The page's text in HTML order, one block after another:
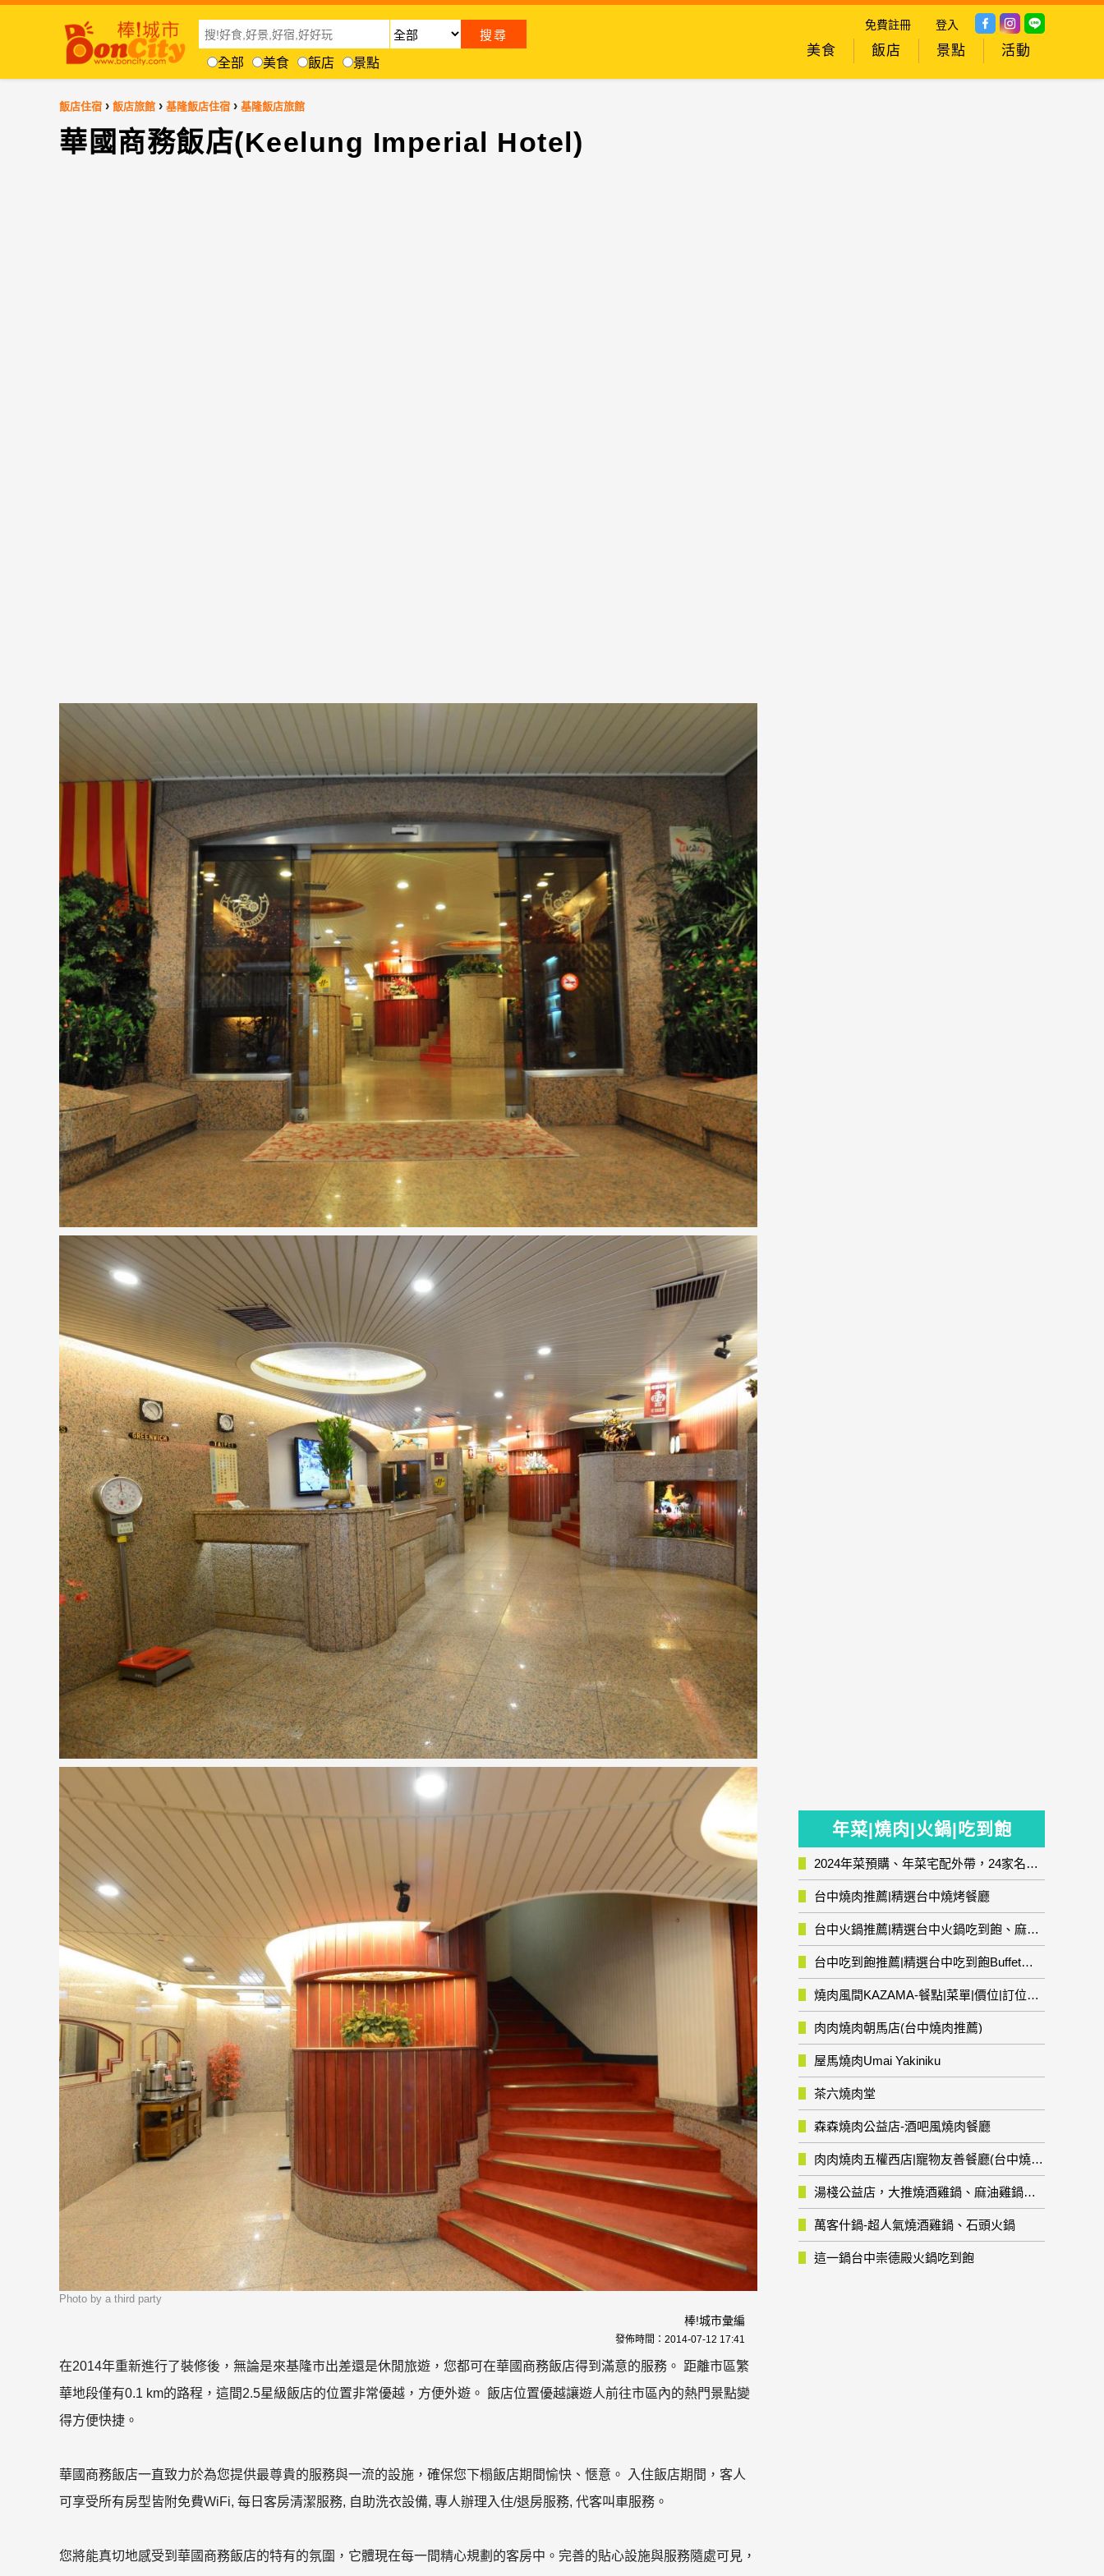
全部 美食 飯店 景點
免費註冊 登入
美食 飯店 景點 活動
飯店住宿 › 飯店旅館 › 基隆飯店住宿 › 基隆飯店旅館
華國商務飯店(Keelung Imperial Hotel)
Photo by a third party
棒!城市彙編
發佈時間： 2014-07-12 17:41
在2014年重新進行了裝修後，無論是來基隆市出差還是休閒旅遊，您都可在華國商務飯店得到滿意的服務。 距離市區繁
華地段僅有0.1 km的路程，這間2.5星級飯店的位置非常優越，方便外遊。 飯店位置優越讓遊人前往市區內的熱門景點變
得方便快捷。
華國商務飯店一直致力於為您提供最尊貴的服務與一流的設施，確保您下榻飯店期間愉快、愜意。 入住飯店期間，客人
可享受所有房型皆附免費WiFi, 每日客房清潔服務, 自助洗衣設備, 專人辦理入住/退房服務, 代客叫車服務。
您將能真切地感受到華國商務飯店的特有的氛圍，它體現在每一間精心規劃的客房中。完善的貼心設施與服務隨處可見，
年菜|燒肉|火鍋|吃到飽
2024年菜預購、年菜宅配外帶，24家名店年菜推薦整理，圍爐輕鬆上菜團圓趣
台中燒肉推薦|精選台中燒烤餐廳
台中火鍋推薦|精選台中火鍋吃到飽、麻辣鍋、鴛鴦鍋、石頭火鍋、酸菜白肉鍋、海鮮鍋、燒酒雞、麻油雞、壽喜燒等熱門人氣火鍋店!
台中吃到飽推薦|精選台中吃到飽Buffet自助餐廳
燒肉風間KAZAMA-餐點|菜單|價位|訂位資訊
肉肉燒肉朝馬店(台中燒肉推薦)
屋馬燒肉Umai Yakiniku
茶六燒肉堂
森森燒肉公益店-酒吧風燒肉餐廳
肉肉燒肉五權西店|寵物友善餐廳(台中燒肉推薦)
湯棧公益店，大推燒酒雞鍋、麻油雞鍋暖暖有夠補
萬客什鍋-超人氣燒酒雞鍋、石頭火鍋
這一鍋台中崇德殿火鍋吃到飽